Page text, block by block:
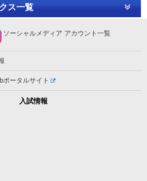
ス一覧
ソーシャルメディア アカウント一覧
ポータルサイト
入試情報